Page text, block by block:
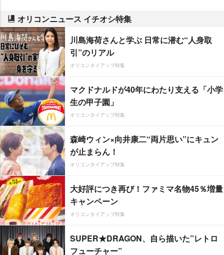
オリコンニュース イチオシ特集
川島海荷さんと学ぶ 日常に潜む“人身取
引”のリアル
オリコンタイアップ特集
マクドナルドが40年にわたり支える「小学
生の甲子園」
オリコンタイアップ特集
森崎ウィン×向井康二“両片思い”にキュン
が止まらん！
オリコンタイアップ特集
大好評につき再び！ファミマ名物45％増量
キャンペーン
オリコンタイアップ特集
SUPER★DRAGON、自ら描いた”レトロ
フューチャー”